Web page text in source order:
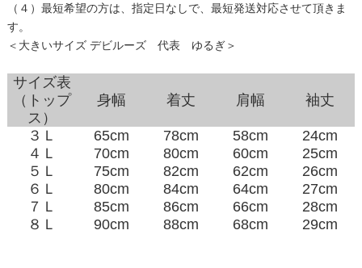
（４）最短希望の方は、指定日なしで、最短発送対応させて頂きま
す。
＜大きいサイズ デビルーズ 代表 ゆるぎ＞
サイズ表
（トップ
ス）
身幅 着丈 肩幅 袖丈
３Ｌ 65cm 78cm 58cm
24cm
４Ｌ
70cm 80cm 60cm
25cm
５Ｌ
75cm 82cm 62cm
26cm
６Ｌ
80cm 84cm 64cm
27cm
７Ｌ
85cm 86cm 66cm
28cm
８Ｌ
90cm 88cm 68cm 29cm